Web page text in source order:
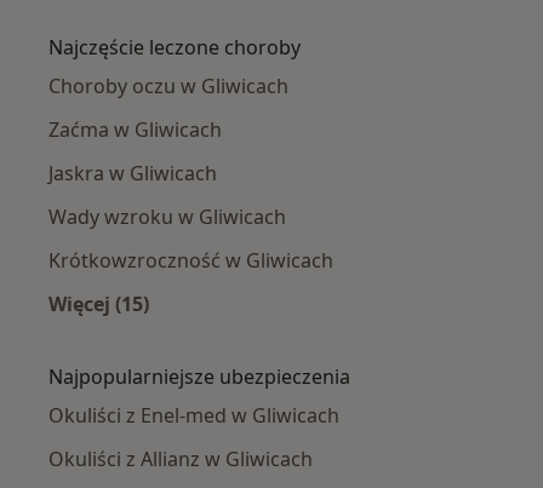
Najczęście leczone choroby
Choroby oczu w Gliwicach
Zaćma w Gliwicach
Jaskra w Gliwicach
Wady wzroku w Gliwicach
Krótkowzroczność w Gliwicach
Więcej (15)
Najpopularniejsze ubezpieczenia
Okuliści z Enel-med w Gliwicach
Okuliści z Allianz w Gliwicach